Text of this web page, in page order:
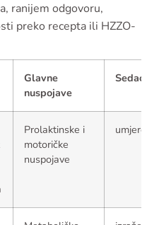
ranijem odgovoru,
preko recepta ili HZZO-
Glavne
nuspojave
Sedacija
Prolaktinske i
motoričke
nuspojave
umjerena